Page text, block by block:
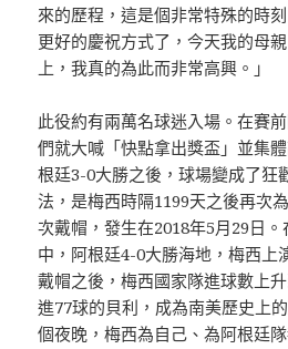
來的歷程，這是個非常特殊的時
更好的慶祝方式了，今天我的母
上，我真的為此而非常高興。」
此役約有兩萬名球迷入場。在賽
們就大喊「快點拿出獎盃」並集
根廷3-0大勝之後，球場變成了狂
法，是梅西時隔1199天之後再次
次戴帽，發生在2018年5月29日
中，阿根廷4-0大勝海地，梅西上
戴帽之後，梅西國家隊進球數上
進77球的貝利，成為南美歷史上
個夜晚，梅西為自己、為阿根廷